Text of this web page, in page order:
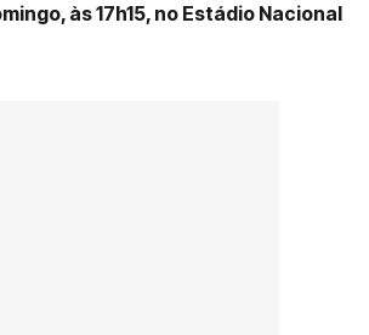
às 17h15, no Estádio Nacional